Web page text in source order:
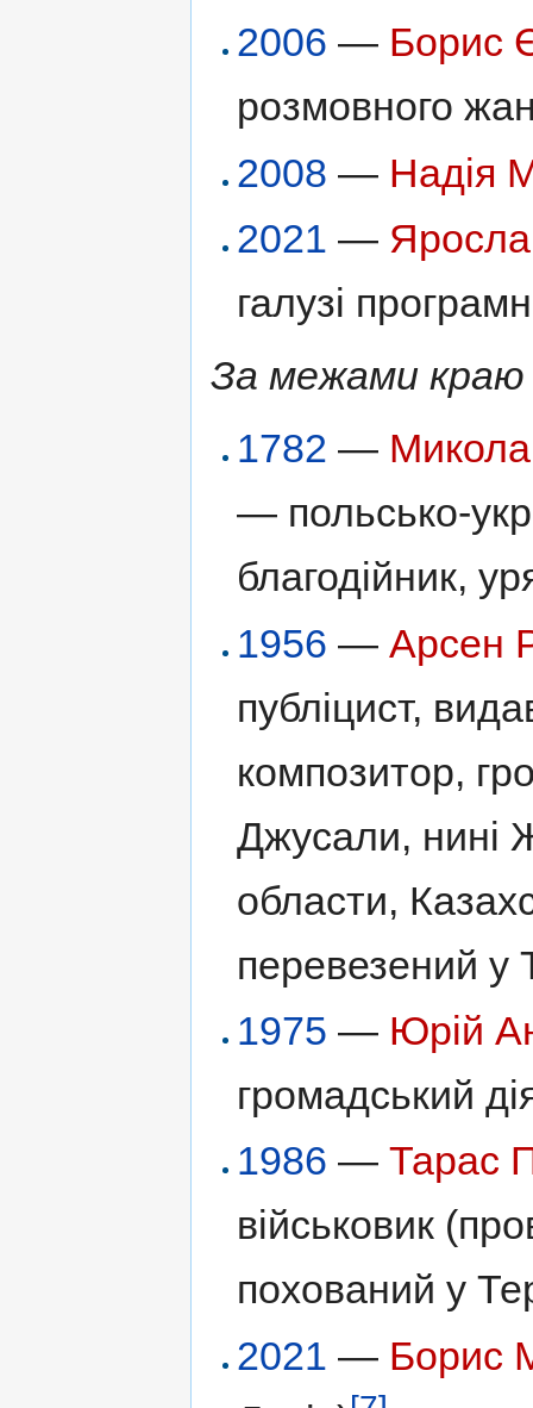
2006 — Борис
розмовного
2008 — Надія
2021 —
галузі
За межами краю
1782 —
— польсько-
благодійник,
1956 — Арсен
публіцист,
композитор,
Джусали, нині
области,
перевезений у
1975 — Юрій
громадський
1986 —Тарас
військовик
похований у
2021 — Борис